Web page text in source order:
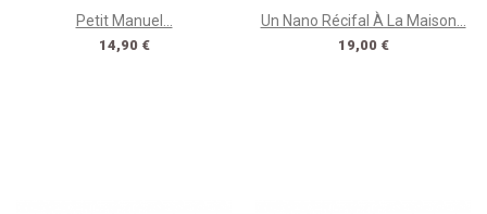
Petit Manuel...
Prix
14,90 €
Un Nano Récifal À La Maison...
Prix
19,00 €